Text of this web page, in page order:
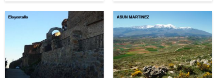
Eloycotallo ASUN MARTINEZ